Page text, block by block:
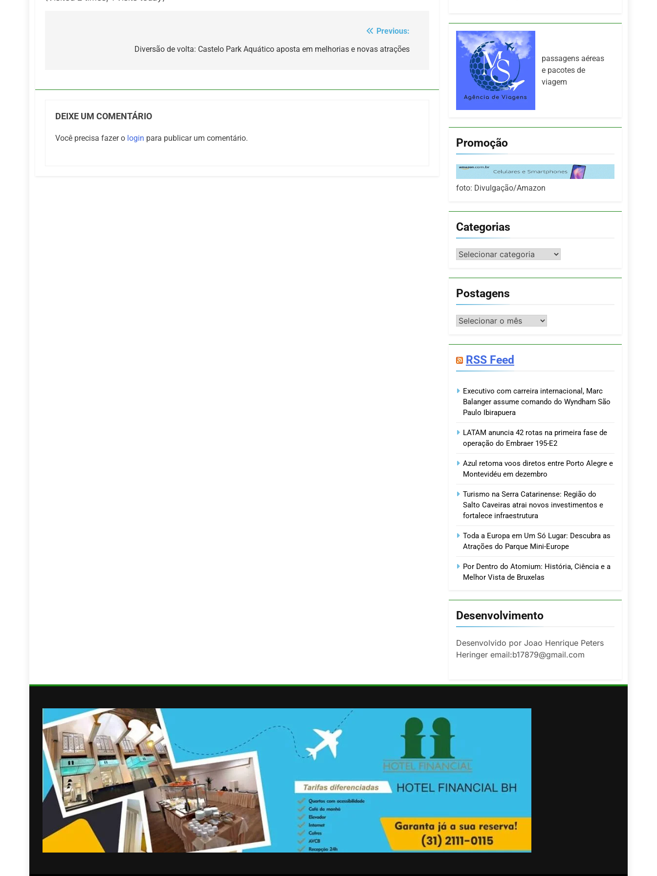
Previous:
Diversão de volta: Castelo Park Aquático aposta em melhorias e novas atrações
DEIXE UM COMENTÁRIO
Você precisa fazer o login para publicar um comentário.
passagens aéreas
e pacotes de
viagem
Promoção
foto: Divulgação/Amazon
Categorias
Categorias
Postagens
Postagens
RSS Feed
Executivo com carreira internacional, Marc
Balanger assume comando do Wyndham São
Paulo Ibirapuera
LATAM anuncia 42 rotas na primeira fase de
operação do Embraer 195-E2
Azul retoma voos diretos entre Porto Alegre e
Montevidéu em dezembro
Turismo na Serra Catarinense: Região do
Salto Caveiras atrai novos investimentos e
fortalece infraestrutura
Toda a Europa em Um Só Lugar: Descubra as
Atrações do Parque Mini-Europe
Por Dentro do Atomium: História, Ciência e a
Melhor Vista de Bruxelas
Desenvolvimento
Desenvolvido por Joao Henrique Peters
Heringer email:b17879@gmail.com